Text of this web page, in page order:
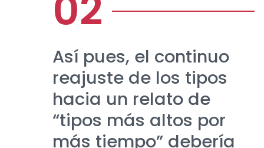
Así pues, el continuo
reajuste de los tipos
hacia un relato de
“tipos más altos por
más tiempo” debería